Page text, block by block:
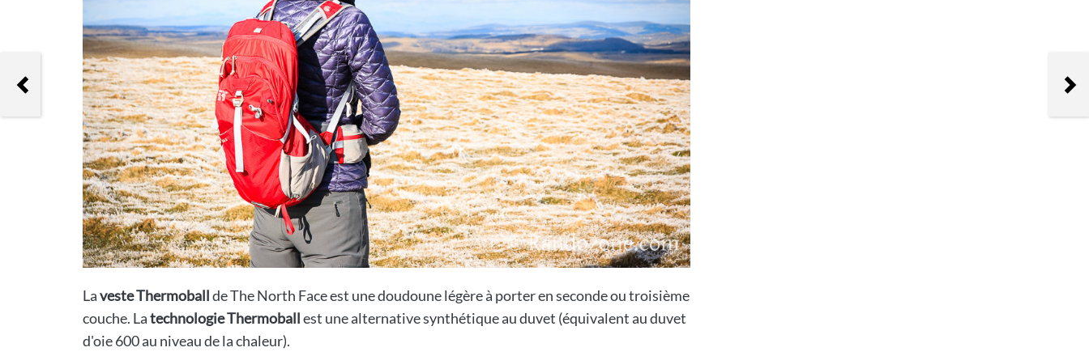
Columbia Peakfreak Excursion
Xcel Outdry
Laveste Thermoballde The North Face est une doudoune légère à porter en seconde ou troisième
couche. Latechnologie Thermoballest une alternative synthétique au duvet (équivalent au duvet
d'oie 600 au niveau de la chaleur).